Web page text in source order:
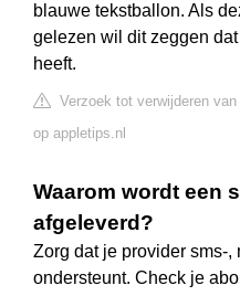
blauwe tekstballon. Als
gelezen wil dit zeggen
heeft.
Verzoek tot verwijderen van
op appletips.nl
Waarom wordt een
afgeleverd?
Zorg dat je provider sms-,
ondersteunt. Check je